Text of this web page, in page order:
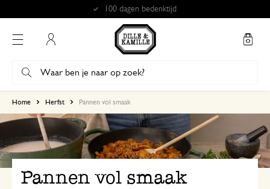
Gratis afhalen in onze winkels*
Home Herfst Pannen vol smaak
Pannen vol smaak